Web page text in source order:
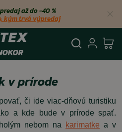
až do −40 %
kým trvá výpredaj
v prírode
či ide viac-dňovú turistiku
a kde bude v prírode spať.
nebom na
karimatke a v